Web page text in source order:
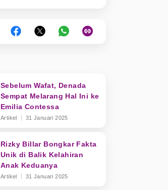
Sebelum Wafat, Denada
Sempat Melarang Hal Ini ke
Emilia Contessa
Artikel 31 Januari 2025
Rizky Billar Bongkar Fakta
Unik di Balik Kelahiran
Anak Keduanya
Artikel 31 Januari 2025